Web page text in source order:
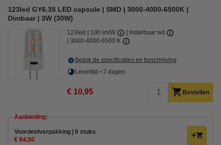
123led GY6.35 LED capsule | SMD | 3000-4000-6500K |
Dimbaar | 3W (30W)
123led 100 lm/W
Instelbaar wit
3000-4000-6500 K
Bekijk de specificaties en beschrijving
Levertijd <7 dagen
€ 10,95 Bestellen
Aanbieding:
Voordeelverpakking | 6 stuks
€ 64,50